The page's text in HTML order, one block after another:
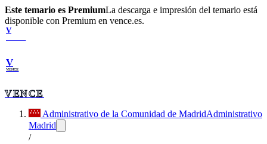
Este temario es PremiumLa descarga e impresión del temario está
disponible con Premium en vence.es.
V
V
VENCE
VENCE
Administrativo de la Comunidad de MadridAdministrativo
Madrid
/